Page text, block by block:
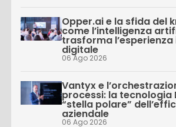
Opper.ai e la sfida del
come l’intelligenza
trasforma
digitale
06 Ago 2026
Vantyx e
processi: la tecnologia
“stella polare”
aziendale
06 Ago 2026